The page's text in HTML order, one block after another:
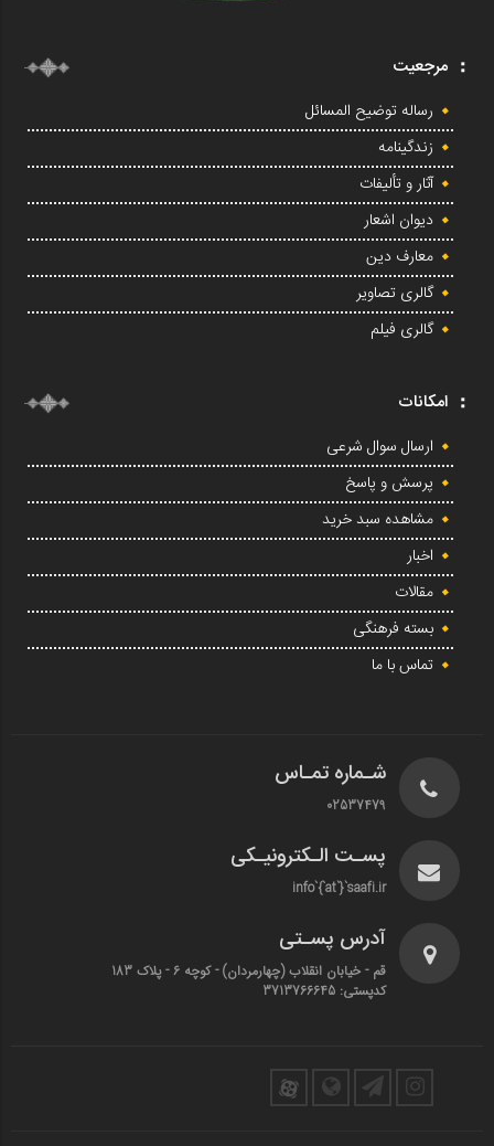
مرجعیت
رساله توضیح المسائل
زندگینامه
آثار و تألیفات
دیوان اشعار
معارف دین
گالری تصاویر
گالری فیلم
امکانات
ارسال سوال شرعی
پرسش و پاسخ
مشاهده سبد خرید
اخبار
مقالات
بسته فرهنگی
تماس با ما
شـماره تمـاس
02537479
پسـت الـکترونیـکی
info`{`at`}`saafi.ir
آدرس پسـتی
قم - خیابان انقلاب (چهارمردان)‌ - کوچه 6 - پلاک 183
کدپستی: 3713766645